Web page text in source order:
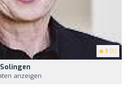
5 (5)
Solingen
anzeigen